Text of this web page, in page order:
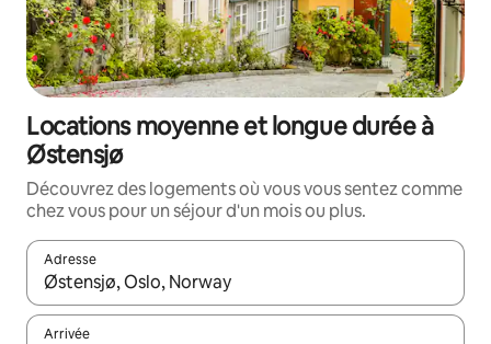
Locations moyenne et longue durée à
Østensjø
Découvrez des logements où vous vous sentez comme
chez vous pour un séjour d'un mois ou plus.
Adresse
Lorsque les résultats s'affichent, utilisez les flèches vers le
Arrivée